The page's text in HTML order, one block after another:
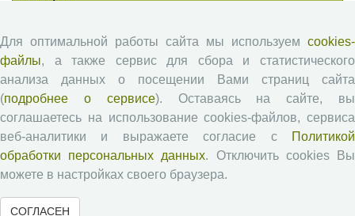
Правила для авторов
Типовой лицензионный договор
Публикационная этика
Согласие на обработку персональных данных
Рецензентам
Для оптимальной работы сайта мы используем cookies-
файлы, а также сервис для сбора и статистического
анализа данных о посещении Вами страниц сайта
(подробнее о сервисе). Оставаясь на сайте, вы
соглашаетесь на использование cookies-файлов, сервиса
веб-аналитики и выражаете согласие с
Политикой
обработки персональных данных. Отключить cookies Вы
можете в настройках своего браузера.
СОГЛАСЕН